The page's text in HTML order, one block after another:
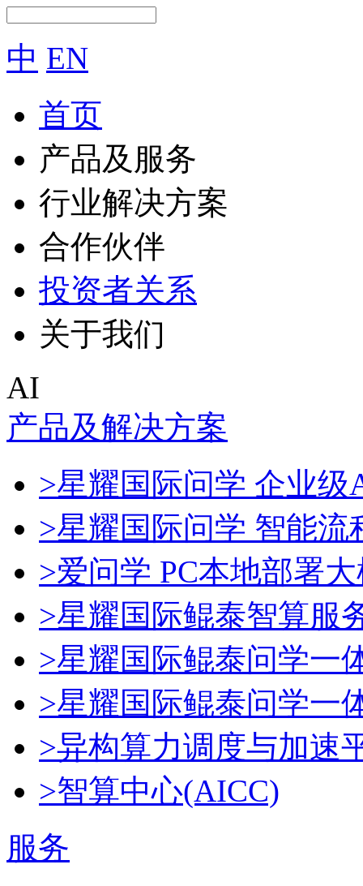
中 EN
首页
产品及服务
行业解决方案
合作伙伴
投资者关系
关于我们
AI
产品及解决方案
>星耀国际问学 企业级
>星耀国际问学 智能流
>爱问学 PC本地部署
>星耀国际鲲泰智算服
>星耀国际鲲泰问学一
>星耀国际鲲泰问学一
>异构算力调度与加速
>智算中心(AICC)
服务